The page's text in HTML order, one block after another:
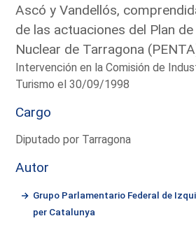
Ascó y Vandellós,
de las actuaciones del Plan
Nuclear de Tarragona
Intervención en la Comisión de
Turismo el 30/09/1998
Cargo
Diputado por Tarragona
Autor
Grupo Parlamentario Federal de
per Catalunya